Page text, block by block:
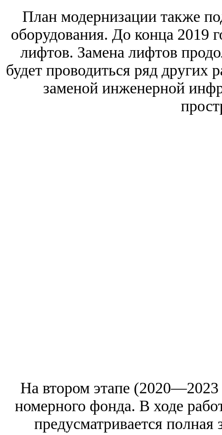
План модернизации также
оборудования. До конца 2019
лифтов. Замена лифтов
будет проводиться ряд других
заменой инженерной
На втором этапе (2020—2023
номерного фонда. В ходе
предусматривается